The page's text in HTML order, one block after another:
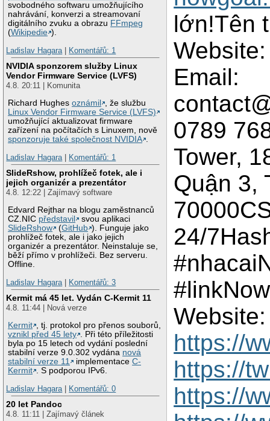
svobodného softwaru umožňujícího
nahrávání, konverzi a streamovaní
digitálního zvuku a obrazu FFmpeg
(Wikipedie ).
Ladislav Hagara
Komentářů: 1
NVIDIA sponzorem služby Linux
Vendor Firmware Service (LVFS)
4.8. 20:11 | Komunita
Richard Hughesoznámil
, že službu
Linux Vendor Firmware Service (LVFS)
umožňující aktualizovat firmware
zařízení na počítačích s Linuxem, nově
sponzoruje také společnost NVIDIA .
Ladislav Hagara | Komentářů: 1
SlideRshow, prohlížeč fotek, ale i
jejich organizér a prezentátor
4.8. 12:22 | Zajímavý software
Edvard Rejthar na blogu zaměstnanců
CZ.NIC představil
svou aplikaci
SlideRshow
(GitHub ). Funguje jako
prohlížeč fotek, ale i jako jejich
organizér a prezentátor. Neinstaluje se,
běží přímo v prohlížeči. Bez serveru.
Offline.
Ladislav Hagara | Komentářů: 3
Kermit má 45 let. Vydán C-Kermit 11
4.8. 11:44 | Nová verze
Kermit , tj. protokol pro přenos souborů,
vznikl před 45 lety . Při této příležitosti
byla po 15 letech od vydání poslední
stabilní verze 9.0.302 vydána nová
stabilní verze 11
implementaceC-
Kermit . S podporou IPv6.
Ladislav Hagara | Komentářů: 0
20 let Pandoc
4.8. 11:11 | Zajímavý článek
lớn!Tên
Email:
0789
Tower,
Quận 3,
24/
https://
https://
https://